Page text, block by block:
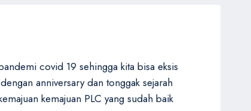
covid 19 sehingga kita bisa eksis
anniversary dan tonggak sejarah
kemajuan PLC yang sudah baik